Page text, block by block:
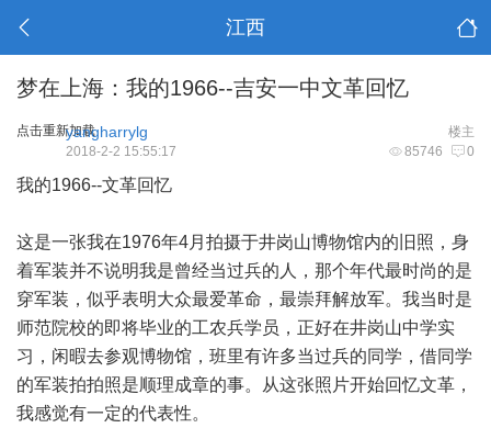
江西
梦在上海：我的1966--吉安一中文革回忆
点击重新加载 楼主
yangharrylg
85746 0
2018-2-2 15:55:17
我的1966--文革回忆
这是一张我在1976年4月拍摄于井岗山博物馆内的旧照，身
着军装并不说明我是曾经当过兵的人，那个年代最时尚的是
穿军装，似乎表明大众最爱革命，最崇拜解放军。我当时是
师范院校的即将毕业的工农兵学员，正好在井岗山中学实
习，闲暇去参观博物馆，班里有许多当过兵的同学，借同学
的军装拍拍照是顺理成章的事。从这张照片开始回忆文革，
我感觉有一定的代表性。